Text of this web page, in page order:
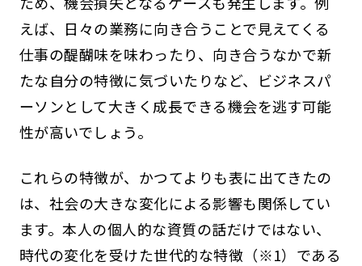
えば、日々の業務に向き合うことで見えてくる
仕事の醍醐味を味わったり、向き合うなかで新
たな自分の特徴に気づいたりなど、ビジネスパ
ーソンとして大きく成長できる機会を逃す可能
性が高いでしょう。
これらの特徴が、かつてよりも表に出てきたの
は、社会の大きな変化による影響も関係してい
ます。本人の個人的な資質の話だけではない、
時代の変化を受けた世代的な特徴（※1）である